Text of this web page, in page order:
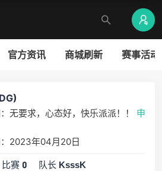
官方资讯 商城刷新 赛事活动
无要求，心态好，快乐派派！！ 申
2023年04月20日
比赛 0 队长 KsssK